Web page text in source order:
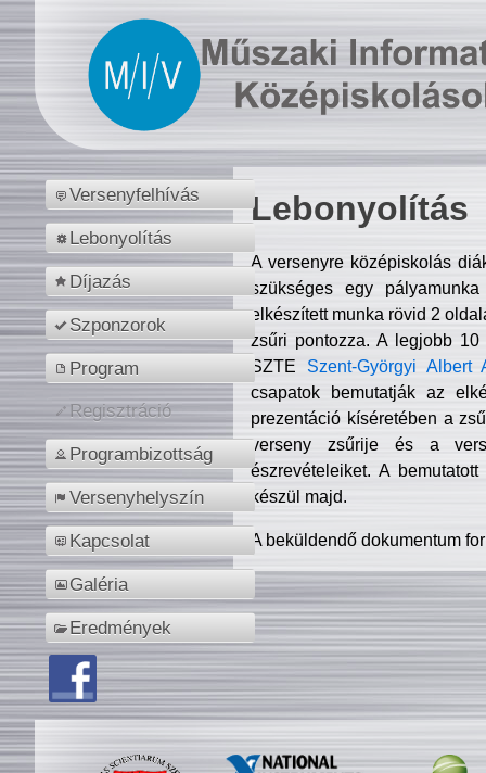
Versenyfelhívás
Lebonyolítás
Díjazás
Szponzorok
Program
Regisztráció
Programbizottság
Versenyhelyszín
Kapcsolat
Galéria
Eredmények
Lebonyolítás
A versenyre középiskolás
szükséges egy
elkészített munka rövid 2
zsűri pontozza. A legjobb
SZTE Szent-Györgyi Albert
csapatok bemutatják az
prezentáció kíséretében a
verseny zsűrije és a
észrevételeiket. A
készül majd.
A beküldendő dokumentum